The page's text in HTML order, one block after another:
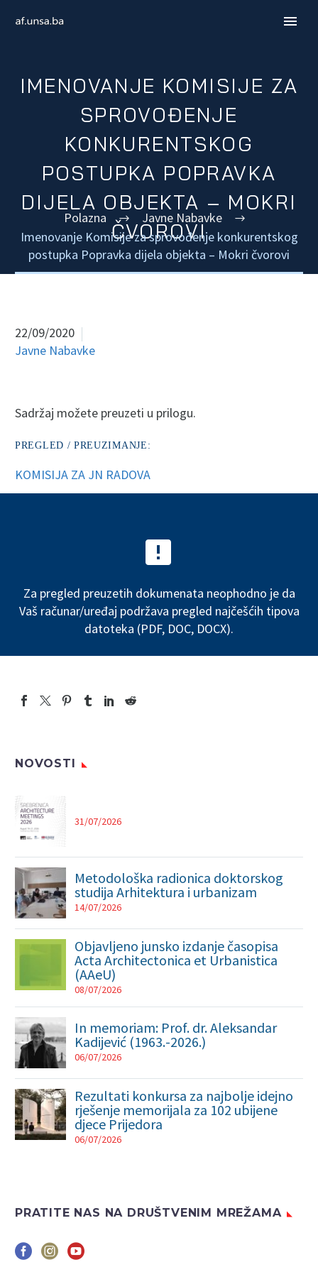
ENGLISH
IMENOVANJE KOMISIJE ZA
SPROVOĐENJE
KONKURENTSKOG
POSTUPKA POPRAVKA
DIJELA OBJEKTA – MOKRI
ČVOROVI
Polazna
Javne Nabavke
Imenovanje Komisije za sprovođenje konkurentskog
postupka Popravka dijela objekta – Mokri čvorovi
22/09/2020
Javne Nabavke
Sadržaj možete preuzeti u prilogu.
PREGLED / PREUZIMANJE:
KOMISIJA ZA JN RADOVA


Za pregled preuzetih dokumenata neophodno je da
Vaš računar/uređaj podržava pregled najčešćih tipova
datoteka (PDF, DOC, DOCX).
NOVOSTI
31/07/2026
Metodološka radionica doktorskog
studija Arhitektura i urbanizam
14/07/2026
Objavljeno junsko izdanje časopisa
Acta Architectonica et Urbanistica
(AAeU)
08/07/2026
In memoriam: Prof. dr. Aleksandar
Kadijević (1963.-2026.)
06/07/2026
Rezultati konkursa za najbolje idejno
rješenje memorijala za 102 ubijene
djece Prijedora
06/07/2026
PRATITE NAS NA DRUŠTVENIM MREŽAMA